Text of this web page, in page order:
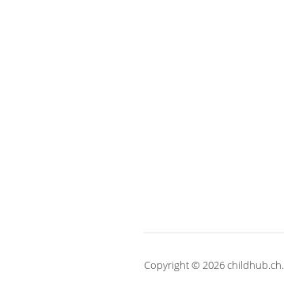
Copyright © 2026 childhub.ch.